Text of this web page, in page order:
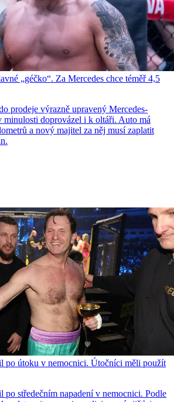
„géčko“. Za Mercedes chce téměř 4,5
prodeje výrazně upravený Mercedes-
doprovázel i k oltáři. Auto má
a nový majitel za něj musí zaplatit
po útoku v nemocnici. Útočníci měli použít
po středečním napadení v nemocnici. Podle